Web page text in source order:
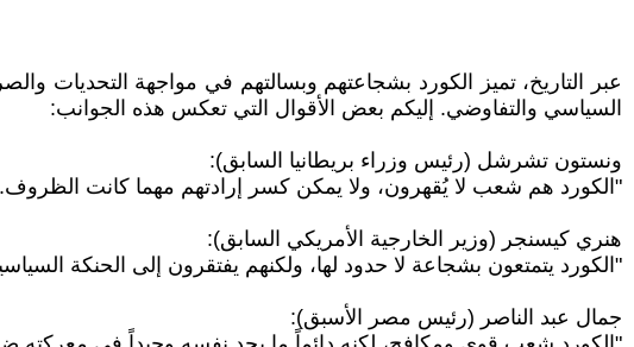
عبر التاريخ، تميز الكورد بشجاعتهم وبسالتهم في مواجهة التحديات
السياسي والتفاوضي. إليكم بعض الأقوال التي تعكس هذه الجوانب:
ونستون تشرشل (رئيس وزراء بريطانيا السابق):
"الكورد هم شعب لا يُقهرون، ولا يمكن كسر إرادتهم مهما كانت
هنري كيسنجر (وزير الخارجية الأمريكي السابق):
"الكورد يتمتعون بشجاعة لا حدود لها، ولكنهم يفتقرون إلى الحنكة
جمال عبد الناصر (رئيس مصر الأسبق):